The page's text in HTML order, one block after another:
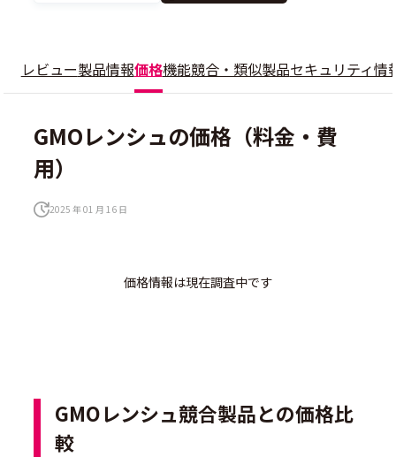
レビュー製品情報価格機能競合・類似製品セキュリティ情
GMOレンシュの価格（料金・費
用）
2025 年 01 月 16 日
価格情報は現在調査中です
GMOレンシュ競合製品との価格比
較